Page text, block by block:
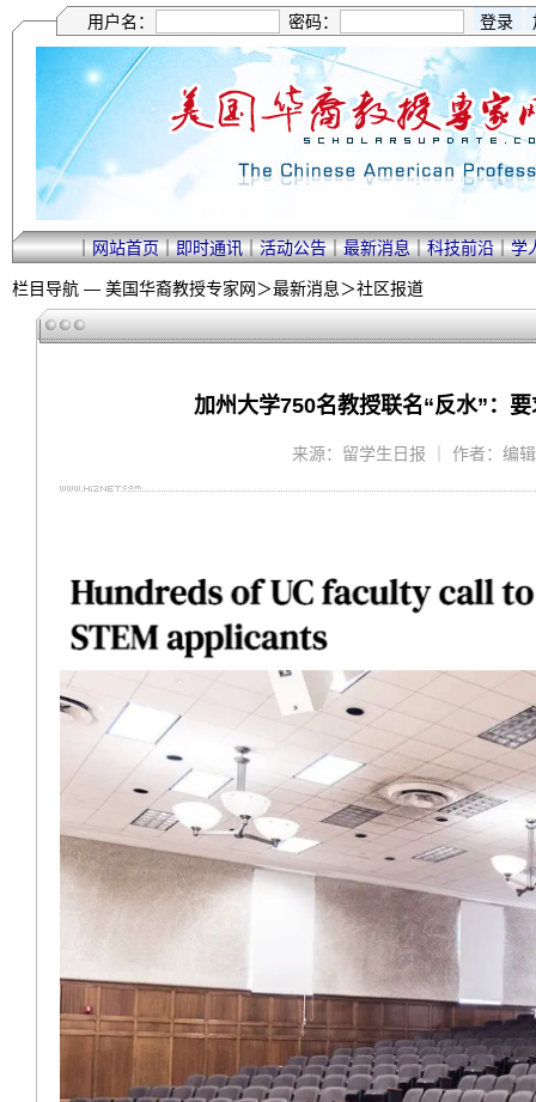
用户名： 密码：
｜网站首页｜即时通讯｜活动公告｜最新消息｜科技前沿｜学
栏目导航 — 美国华裔教授专家网＞最新消息＞社区报道
加州大学750名教授联名“反水”：
来源：留学生日报 ｜ 作者：编